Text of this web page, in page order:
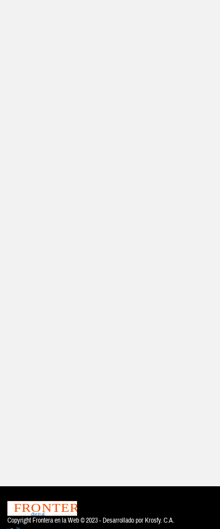
Copyright Frontera en la Web © 2023 - Desarrollado por Krosfy. C.A.